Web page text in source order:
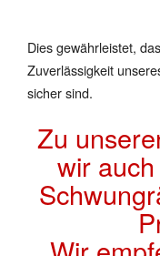
Dies gewährleistet,
Zuverlässigkeit
sicher sind.
Zu
wir